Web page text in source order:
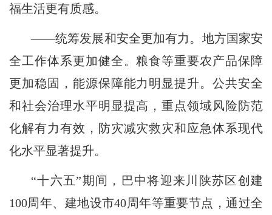
福生活更有质感。
——统筹发展和安全更加有力。地方国家安
全工作体系更加健全。粮食等重要农产品保障
更加稳固，能源保障能力明显提升。公共安全
和社会治理水平明显提高，重点领域风险防范
化解有力有效，防灾减灾救灾和应急体系现代
化水平显著提升。
“十六五”期间，巴中将迎来川陕苏区创建
100周年、建地设市40周年等重要节点，通过全